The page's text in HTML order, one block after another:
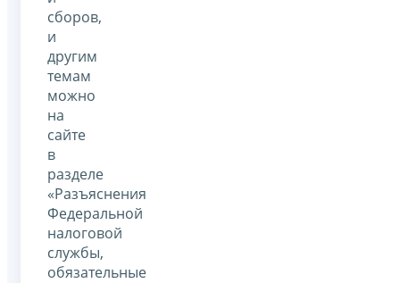
сборов,
и
другим
темам
можно
на
сайте
в
разделе
«Разъяснения
Федеральной
налоговой
службы,
обязательные